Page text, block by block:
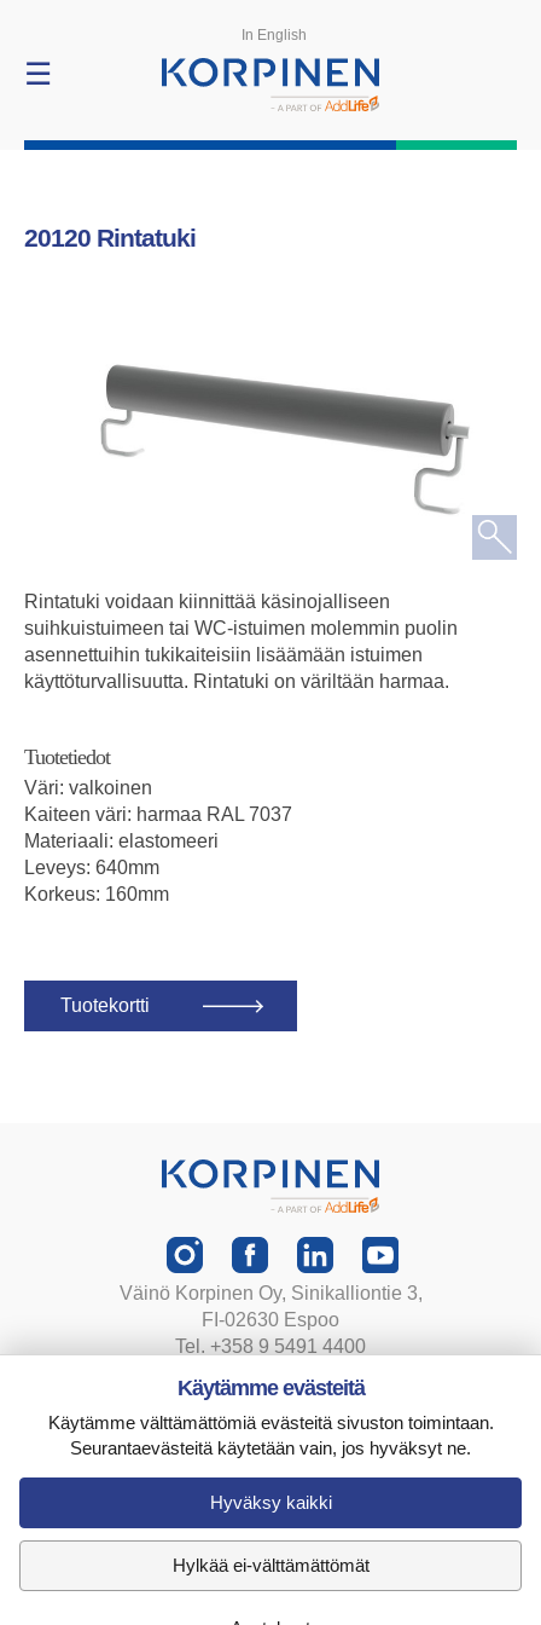
TuotteetIn English
☰
20120 Rintatuki
Rintatuki voidaan kiinnittää käsinojalliseen
suihkuistuimeen tai WC-istuimen molemmin puolin
asennettuihin tukikaiteisiin lisäämään istuimen
käyttöturvallisuutta. Rintatuki on väriltään harmaa.
Tuotetiedot
Väri: valkoinen
Kaiteen väri: harmaa RAL 7037
Materiaali: elastomeeri
Leveys: 640mm
Korkeus: 160mm
Tuotekortti
Väinö Korpinen Oy, Sinikalliontie 3,
FI-02630 Espoo
Tel. +358 9 5491 4400
Tietosuojaseloste
Toimitusehdot
Evästeasetukset
Käytämme evästeitä
Käytämme välttämättömiä evästeitä sivuston toimintaan.
Seurantaevästeitä käytetään vain, jos hyväksyt ne.
Hyväksy kaikki
Hylkää ei-välttämättömät